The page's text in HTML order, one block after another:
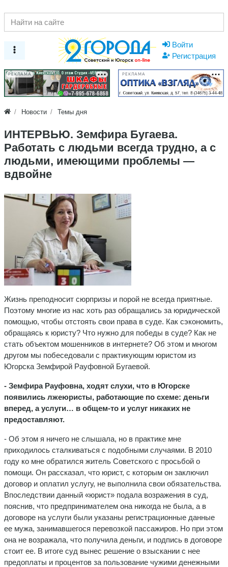
Войти
Регистрация
РЕКЛАМА РЕКЛАМА
Новости Темы дня
ИНТЕРВЬЮ. Земфира Бугаева.
Работать с людьми всегда трудно, а с
людьми, имеющими проблемы —
вдвойне
Жизнь преподносит сюрпризы и порой не всегда приятные.
Поэтому многие из нас хоть раз обращались за юридической
помощью, чтобы отстоять свои права в суде. Как сэкономить,
обращаясь к юристу? Что нужно для победы в суде? Как не
стать объектом мошенников в интернете? Об этом и многом
другом мы побеседовали с практикующим юристом из
Югорска Земфирой Рауфовной Бугаевой.
- Земфира Рауфовна, ходят слухи, что в Югорске
появились лжеюристы, работающие по схеме: деньги
вперед, а услуги… в общем-то и услуг никаких не
предоставляют.
- Об этом я ничего не слышала, но в практике мне
приходилось сталкиваться с подобными случаями. В 2010
году ко мне обратился житель Советского с просьбой о
помощи. Он рассказал, что юрист, с которым он заключил
договор и оплатил услугу, не выполнила свои обязательства.
Впоследствии данный «юрист» подала возражения в суд,
пояснив, что предпринимателем она никогда не была, а в
договоре на услуги были указаны регистрационные данные
ее мужа, занимавшегося перевозкой пассажиров. Но при этом
она не возражала, что получила деньги, и подпись в договоре
стоит ее. В итоге суд вынес решение о взыскании с нее
предоплаты и процентов за пользование чужими денежными